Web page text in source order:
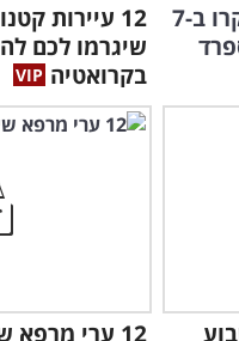
6:33
ביותר
הסרטון
בפניכם
הים
צאו למסע
שחושף את
צפו באחד
לזכר הקהילה המפוארת: בקרו ב-7
12 עיירות
שיגרמו לכם
בקרואטיה
12 ערי